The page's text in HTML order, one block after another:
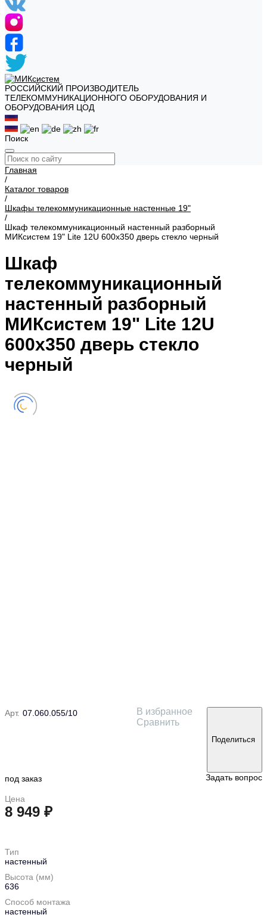
РОССИЙСКИЙ ПРОИЗВОДИТЕЛЬ
ТЕЛЕКОММУНИКАЦИОННОГО ОБОРУДОВАНИЯ И
ОБОРУДОВАНИЯ ЦОД
Поиск
Главная
/
Каталог товаров
/
Шкафы телекоммуникационные настенные 19"
/
Шкаф телекоммуникационный настенный разборный
МИКсистем 19" Lite 12U 600x350 дверь стекло черный
Шкаф
телекоммуникационный
настенный разборный
МИКсистем 19" Lite 12U
600x350 дверь стекло
черный
Арт. 07.060.055/10
В избранное
Сравнить
Поделиться
под заказ Задать вопрос
Цена
8 949 ₽
Тип
настенный
Высота (мм)
636
Способ монтажа
настенный